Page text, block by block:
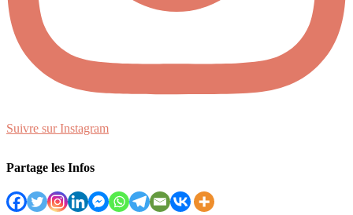
Suivre sur Instagram
Partage les Infos